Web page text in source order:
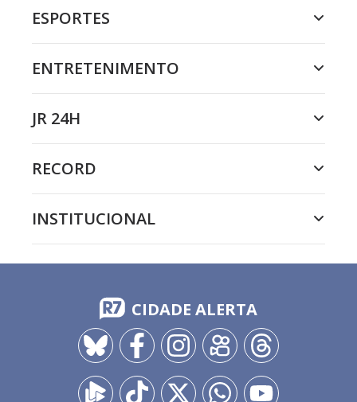
ESPORTES
ENTRETENIMENTO
JR 24H
RECORD
INSTITUCIONAL
CIDADE ALERTA